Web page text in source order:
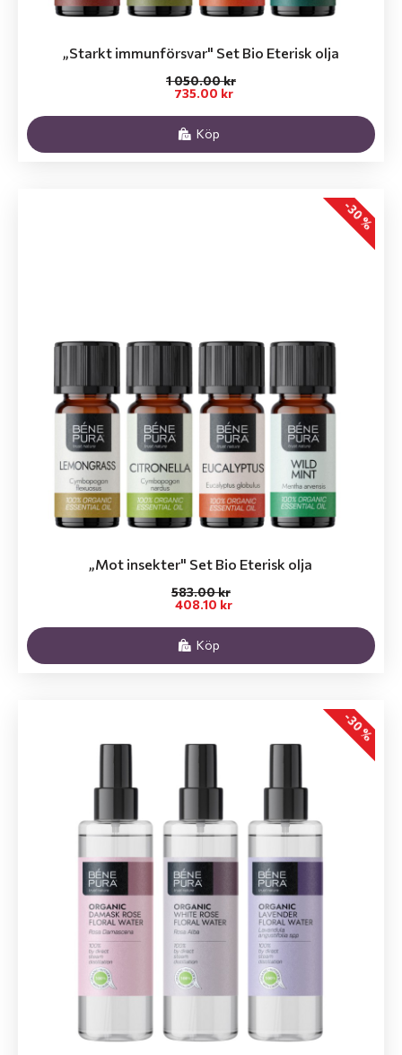
„Starkt immunförsvar" Set Bio Eterisk olja
735.00 kr
1 050.00 kr
Köp
-30 %
„Mot insekter" Set Bio Eterisk olja
408.10 kr
583.00 kr
Köp
-30 %